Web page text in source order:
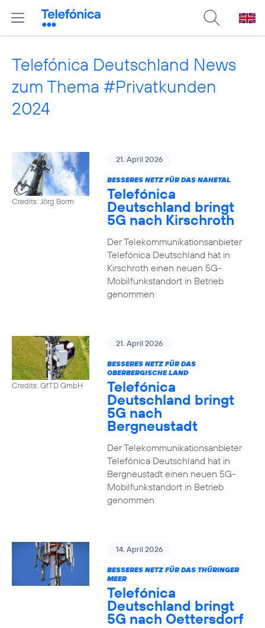
Telefónica Deutschland News
zum Thema #Privatkunden
2024
Credits: Jörg Borm
21. April 2026
BESSERES NETZ FÜR DAS NAHETAL
Telefónica
Deutschland bringt
5G nach Kirschroth
Der Telekommunikationsanbieter
Telefónica Deutschland hat in
Kirschroth einen neuen 5G-
Mobilfunkstandort in Betrieb
genommen
Credits: GfTD GmbH
21. April 2026
BESSERES NETZ FÜR DAS
OBERBERGISCHE LAND
Telefónica
Deutschland bringt
5G nach
Bergneustadt
Der Telekommunikationsanbieter
Telefónica Deutschland hat in
Bergneustadt einen neuen 5G-
Mobilfunkstandort in Betrieb
genommen
14. April 2026
BESSERES NETZ FÜR DAS THÜRINGER
MEER
Telefónica
Deutschland bringt
5G nach Oettersdorf